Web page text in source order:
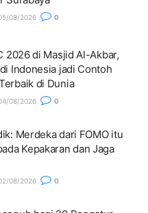
08/2026 0
2026 di Masjid Al-Akbar,
Indonesia jadi Contoh
di Dunia
08/2026 0
Merdeka dari FOMO itu
Kepakaran dan Jaga
08/2026 0